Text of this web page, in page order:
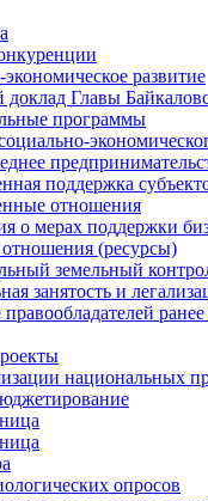
развитие
Главы
программы
поддержка
отношения
о мерах поддержки
(ресурсы)
земельный
занятость и
национальных
опросов